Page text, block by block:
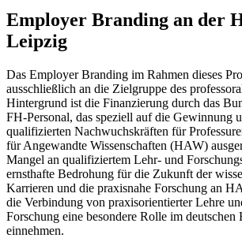
Employer Branding an der
Leipzig
Das Employer Branding im Rahmen dieses
ausschließlich an die Zielgruppe des
Hintergrund ist die Finanzierung durch das
FH-Personal, das speziell auf die Gewinnung
qualifizierten Nachwuchskräften für
für Angewandte Wissenschaften (HAW)
Mangel an qualifiziertem Lehr- und
ernsthafte Bedrohung für die Zukunft der
Karrieren und die praxisnahe Forschung an
die Verbindung von praxisorientierter Lehre
Forschung eine besondere Rolle im deutschen
einnehmen.